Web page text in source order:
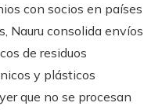
con socios en países
Nauru consolida envíos
de residuos
y plásticos
que no se procesan